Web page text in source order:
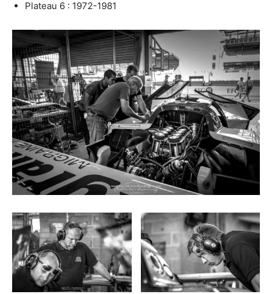
Plateau 6 : 1972-1981